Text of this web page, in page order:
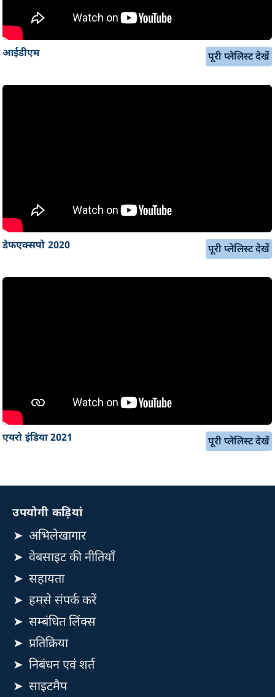
आईडीएम पूरी प्लेलिस्ट देखें
डेफएक्सपो 2020 पूरी प्लेलिस्ट देखें
एयरो इंडिया 2021 पूरी प्लेलिस्ट देखें
उपयोगी कड़ियां
अभिलेखागार
वेबसाइट की नीतियाँ
सहायता
हमसे संपर्क करें
सम्बंधित लिंक्स
प्रतिक्रिया
निबंधन एवं शर्त
साइटमैप